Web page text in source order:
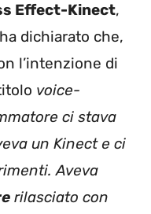
Effect-Kinect,
dichiarato che,
l’intenzione di
voice-
ci stava
un Kinect e ci
Aveva
rilasciato con